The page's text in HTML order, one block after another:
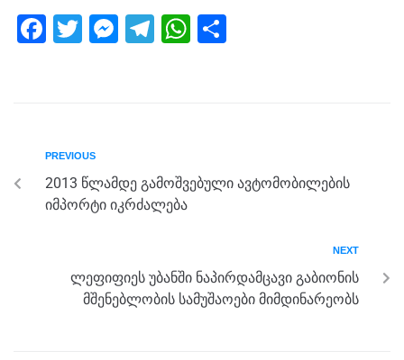
F
b
o
o
T
M
g
er
T
m
W
p
p
PREVIOUS
2013 წლამდე გამოშვებული ავტომობილების
იმპორტი იკრძალება
NEXT
ლეფიფიეს უბანში ნაპირდამცავი გაბიონის
მშენებლობის სამუშაოები მიმდინარეობს